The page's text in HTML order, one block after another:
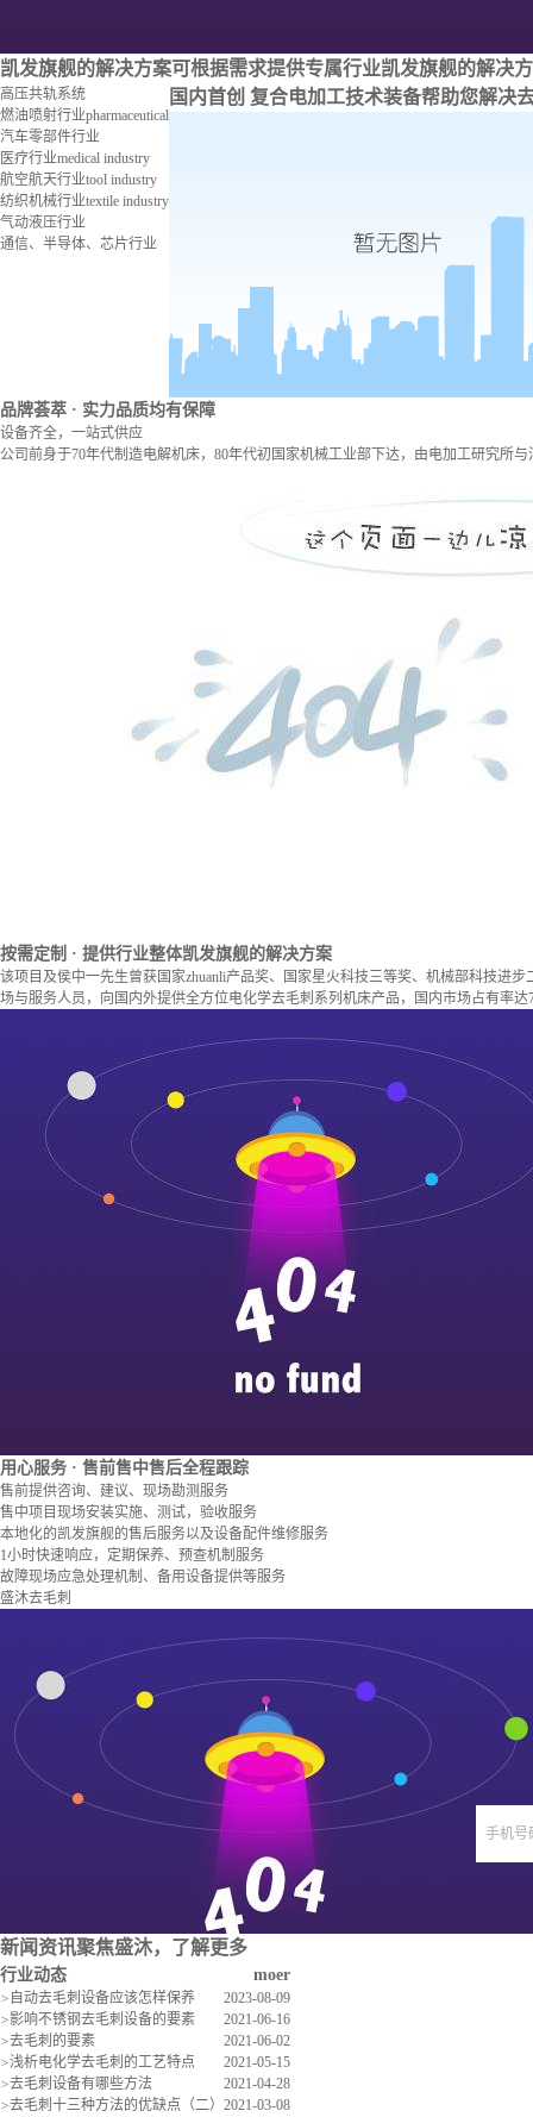
凯发旗舰的解决方案可根据需求提供专属行业凯发旗舰的解决
高压共轨系统
燃油喷射行业pharmaceutical
汽车零部件行业
医疗行业medical industry
航空航天行业tool industry
纺织机械行业textile industry
气动液压行业
通信、半导体、芯片行业
国内首创 复合电加工技术装备帮助您解决
品牌荟萃 · 实力品质均有保障
设备齐全，一站式供应
公司前身于70年代制造电解机床，80年代初国家机械工业部下达，由电加工研究所
按需定制 · 提供行业整体凯发旗舰的解决方案
该项目及侯中一先生曾获国家zhuanli产品奖、国家星火科技三等奖、机械部科技进
场与服务人员，向国内外提供全方位电化学去毛刺系列机床产品，国内市场占有率达
用心服务 · 售前售中售后全程跟踪
售前提供咨询、建议、现场勘测服务
售中项目现场安装实施、测试，验收服务
本地化的凯发旗舰的售后服务以及设备配件维修服务
1小时快速响应，定期保养、预查机制服务
故障现场应急处理机制、备用设备提供等服务
盛沐去毛刺
手机号
新闻资讯聚焦盛沐，了解更多
moer
行业动态
2023-08-09
> 自动去毛刺设备应该怎样保养
2021-06-16
>影响不锈钢去毛刺设备的要素
2021-06-02
>去毛刺的要素
2021-05-15
>浅析电化学去毛刺的工艺特点
2021-04-28
>去毛刺设备有哪些方法
2021-03-08
>去毛刺十三种方法的优缺点（二）